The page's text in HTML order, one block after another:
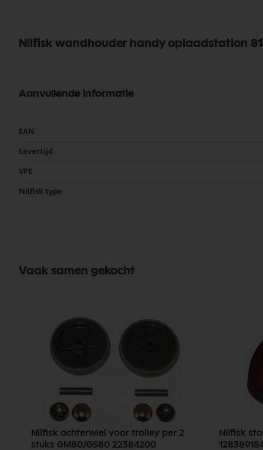
Nilfisk wandhouder handy oplaadstation
Aanvullende informatie
Meer
EAN
Levertijd
VPE
Nilfisk type
Vaak samen gekocht
Nilfisk achterwiel voor trolley per 2
stuks GM80/GS80 22384200
Nilfisk